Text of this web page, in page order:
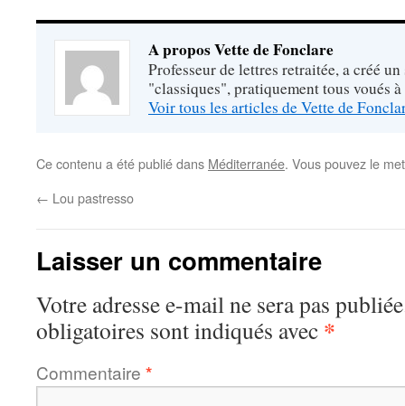
A propos Vette de Fonclare
Professeur de lettres retraitée, a créé
"classiques", pratiquement tous voués
Voir tous les articles de Vette de
Ce contenu a été publié dans Méditerranée. Vous pouvez le
← Lou pastresso
Laisser un commentaire
Votre adresse e-mail ne sera pas
obligatoires sont indiqués avec *
Commentaire *